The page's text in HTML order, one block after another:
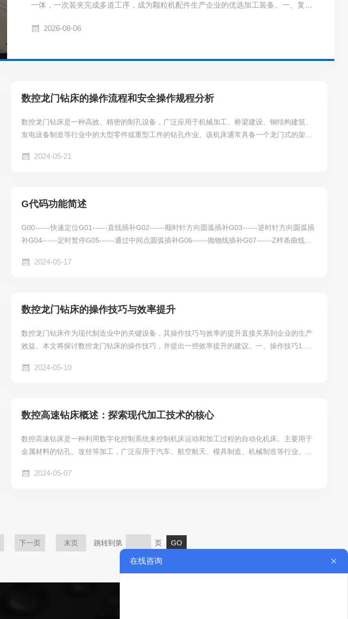
一体，一次装夹完成多道工序，成为颗粒机配件生产企业的优选加工装备。一、复合
2026-08-06
数控龙门钻床的操作流程和安全操作规程分析
数控龙门钻床是一种高效、精密的制孔设备，广泛应用于机械加工、桥梁建设、钢结构建筑、
发电设备制造等行业中的大型零件或重型工件的钻孔作业。该机床通常具备一个龙门式的架
工件的快速、准确钻孔。数控龙门钻床的结构特点：1.工作台：用于承载加工件，可根据工件
2024-05-21
G代码功能简述
G00------快速定位G01------直线插补G02------顺时针方向圆弧插补G03------逆时针方向圆弧插
补G04------定时暂停G05------通过中间点圆弧插补G06------抛物线插补G07------Z样条曲线插
平面G18------加工XZ平面G19------加工YZ平面G20------英制尺寸G21---...
2024-05-17
数控龙门钻床的操作技巧与效率提升
数控龙门钻床作为现代制造业中的关键设备，其操作技巧与效率的提升直接关系到企业的生产
效益。本文将探讨数控龙门钻床的操作技巧，并提出一些效率提升的建议。一、操作技巧1.熟
其操作方法和维护要点。2.精准编程：数控龙门钻床通过编程实现自动化加工，因此，精准的
2024-05-10
数控高速钻床概述：探索现代加工技术的核心
数控高速钻床是一种利用数字化控制系统来控制机床运动和加工过程的自动化机床。主要用于
金属材料的钻孔、攻丝等加工，广泛应用于汽车、航空航天、模具制造、机械制造等行业。工
度等）。控制系统解析程序后，指挥机床各轴的运动和主轴的启停，同时协调各个部件的动作
2024-05-07
下一页 末页 跳转到第 页